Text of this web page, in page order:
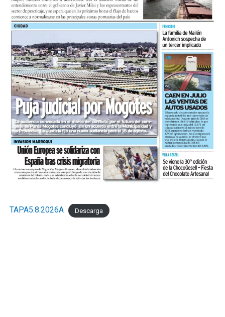
TAPA5.8.2026A Descarga